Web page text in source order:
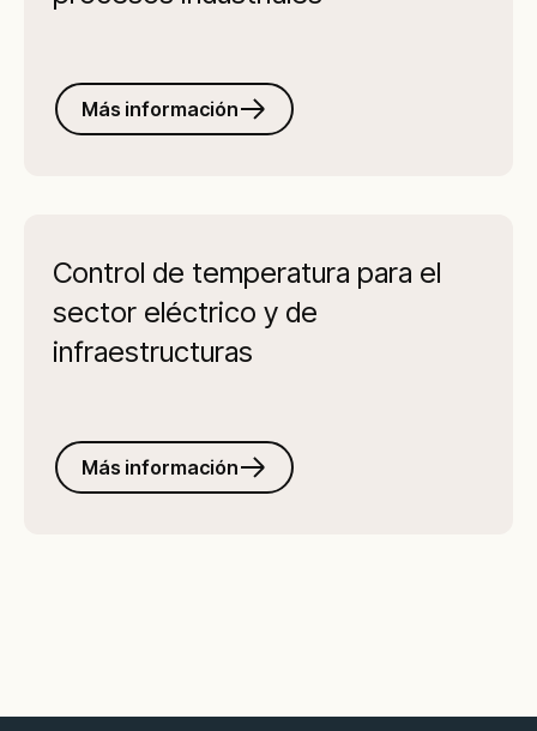
Más información
Control de temperatura para el
sector eléctrico y de
infraestructuras
Más información